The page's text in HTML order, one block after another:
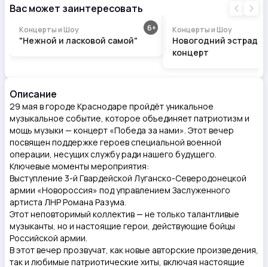
Вас может заинтересовать
6
Концерты и Шоу
"Нежной и ласковой самой"
Концерты и Шоу
Новогодний
концерт
Описание
29 мая в городе Краснодаре пройдёт уникальное
музыкальное событие, которое объединяет патриотизм и
мощь музыки — концерт «Победа за нами». Этот вечер
посвящен поддержке героев специальной военной
операции, несущих службу ради нашего будущего.
Ключевые моменты мероприятия:
Выступление 3-й Гвардейской Луганско-Северодонецкой
армии «Новороссия» под управлением Заслуженного
артиста ЛНР Романа Разума.
Этот неповторимый коллектив — не только талантливые
музыканты, но и настоящие герои, действующие бойцы
Российской армии.
В этот вечер прозвучат, как новые авторские произведения,
так и любимые патриотические хиты, включая настоящие